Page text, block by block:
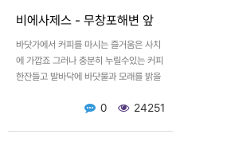
비에사제스 - 무창포해변 앞
바닷가에서 커피를 마시는 즐거움은 사치
에 가깝죠 그러나 충분히 누릴수있는 커피
한잔들고 발바닥에 바닷물과 모래를 밝을
욕장)에 위치한 비에사제스…
0 24251